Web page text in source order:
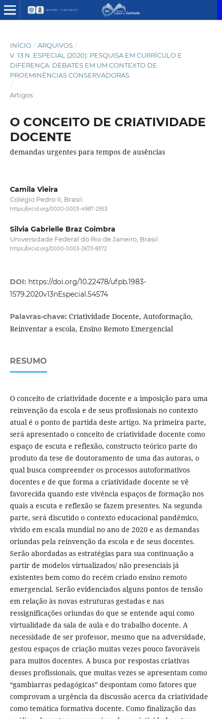
INÍCIO / ARQUIVOS /
V. 13 N. ESPECIAL (2020): PESQUISA EM CURRÍCULO E
DIFERENÇA: DEBATES EM UM CONTEXTO DE
PROEMINÊNCIAS CONSERVADORAS
/
Artigos
O CONCEITO DE CRIATIVIDADE
DOCENTE
demandas urgentes para tempos de ausências
Camila Vieira
Colégio Pedro II, Brasil.
https://orcid.org/0000-0003-4987-2953
Silvia Gabrielle Braz Coimbra
Universidade Federal do Rio de Janeiro, Brasil.
https://orcid.org/0000-0003-2673-8372
DOI: https://doi.org/10.22478/ufpb.1983-
1579.2020v13nEspecial.54574
Palavras-chave: Criatividade Docente, Autoformação,
Reinventar a escola, Ensino Remoto Emergencial
RESUMO
O conceito de criatividade docente e a imposição para uma
reinvenção da escola e de seus profissionais no contexto
atual é o ponto de partida deste artigo. Na primeira parte,
será apresentado o conceito de criatividade docente como
espaço de escuta e reflexão, constructo teórico parte do
produto da tese de doutoramento de uma das autoras, o
qual busca compreender os processos autoformativos
docentes e de que forma a criatividade docente se vê
favorecida quando este vivência espaços de formação nos
quais a escuta e reflexão se fazem presentes. Na segunda
parte, será discutido o contexto educacional pandêmico,
vivido em escala mundial no ano de 2020 e as demandas
oriundas pela reinvenção da escola e de seus docentes.
Serão abordadas as estratégias para sua continuação a
partir de modelos virtualizados/ não presenciais já
existentes bem como do recém criado ensino remoto
emergencial. Serão evidenciados alguns pontos de tensão
em relação às novas estruturas gestadas e nas
ressignificações oriundas do que se entende aqui como
virtualidade da sala de aula e do trabalho docente. A
necessidade de ser professor, mesmo que na adversidade,
gestou espaços de criação muitas vezes pouco favoráveis
para muitos docentes. A busca por respostas criativas
desses profissionais, que muitas vezes se apresentam como
“gambiarras pedagógicas” despontam como fatores que
comprovam a urgência da discussão acerca da criatividade
como temática formativa docente. Como finalização das